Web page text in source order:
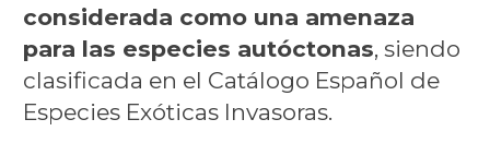
considerada como una amenaza
para las especies autóctonas, siendo
clasificada en el Catálogo Español de
Especies Exóticas Invasoras.